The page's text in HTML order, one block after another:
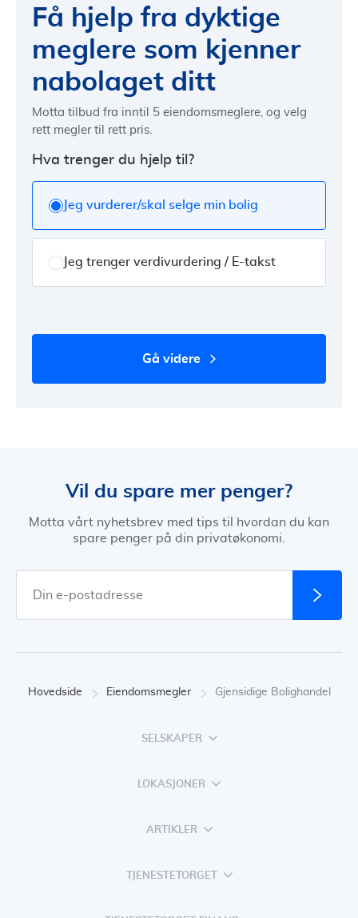
Få hjelp fra dyktige
meglere som kjenner
nabolaget ditt
Motta tilbud fra inntil 5 eiendomsmeglere, og velg
rett megler til rett pris.
Hva trenger du hjelp til?
Jeg vurderer/skal selge min bolig
Jeg trenger verdivurdering / E-takst
gå videre
Vil du spare mer penger?
Motta vårt nyhetsbrev med tips til hvordan du kan
spare penger på din privatøkonomi.
Hovedside Eiendomsmegler Gjensidige Bolighandel
SELSKAPER
LOKASJONER
ARTIKLER
TJENESTETORGET